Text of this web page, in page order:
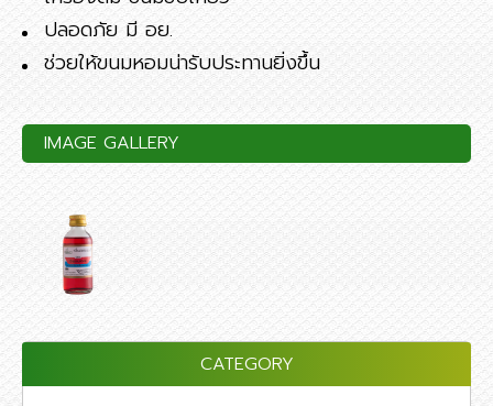
ปลอดภัย มี อย.
ช่วยให้ขนมหอมน่ารับประทานยิ่งขึ้น
IMAGE GALLERY
CATEGORY